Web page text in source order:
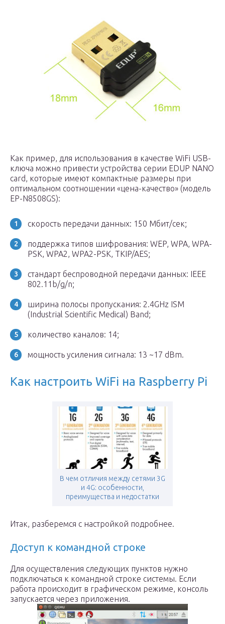
Как пример, для использования в качестве WiFi USB-
ключа можно привести устройства серии EDUP NANO
card, которые имеют компактные размеры при
оптимальном соотношении «цена-качество» (модель
EP-N8508GS):
скорость передачи данных: 150 Мбит/сек;
поддержка типов шифрования: WEP, WPA, WPA-
PSK, WPA2, WPA2-PSK, TKIP/AES;
стандарт беспроводной передачи данных: IEEE
802.11b/g/n;
ширина полосы пропускания: 2.4GHz ISM
(Industrial Scientific Medical) Band;
количество каналов: 14;
мощность усиления сигнала: 13 ~17 dBm.
Как настроить WiFi на Raspberry Pi
В чем отличия между сетями 3G
и 4G: особенности,
преимущества и недостатки
Итак, разберемся с настройкой подробнее.
Доступ к командной строке
Для осуществления следующих пунктов нужно
подключаться к командной строке системы. Если
работа происходит в графическом режиме, консоль
запускается через приложения.